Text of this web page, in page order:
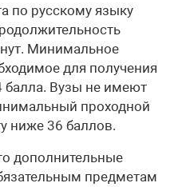
по русскому языку
Минимальное
для получения
балла. Вузы не имеют
проходной
ниже 36 баллов.
дополнительные
предметам